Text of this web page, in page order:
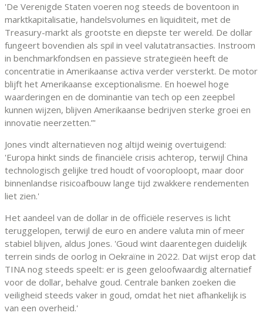
'De Verenigde Staten voeren nog steeds de boventoon in
marktkapitalisatie, handelsvolumes en liquiditeit, met de
Treasury-markt als grootste en diepste ter wereld. De dollar
fungeert bovendien als spil in veel valutatransacties. Instroom
in benchmarkfondsen en passieve strategieën heeft de
concentratie in Amerikaanse activa verder versterkt. De motor
blijft het Amerikaanse exceptionalisme. En hoewel hoge
waarderingen en de dominantie van tech op een zeepbel
kunnen wijzen, blijven Amerikaanse bedrijven sterke groei en
innovatie neerzetten.”'
Jones vindt alternatieven nog altijd weinig overtuigend:
'Europa hinkt sinds de financiële crisis achterop, terwijl China
technologisch gelijke tred houdt of vooroploopt, maar door
binnenlandse risicoafbouw lange tijd zwakkere rendementen
liet zien.'
Het aandeel van de dollar in de officiële reserves is licht
teruggelopen, terwijl de euro en andere valuta min of meer
stabiel blijven, aldus Jones. 'Goud wint daarentegen duidelijk
terrein sinds de oorlog in Oekraïne in 2022. Dat wijst erop dat
TINA nog steeds speelt: er is geen geloofwaardig alternatief
voor de dollar, behalve goud. Centrale banken zoeken die
veiligheid steeds vaker in goud, omdat het niet afhankelijk is
van een overheid.'